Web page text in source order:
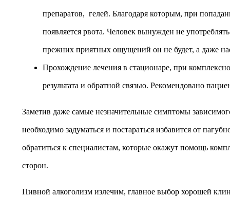
препаратов, гелей. Благодаря которым, при
появляется рвота. Человек вынужден не
прежних приятных ощущений он не будет, а даже
Прохождение лечения в стационаре, при
результата и обратной связью. Рекомендовано
Заметив даже самые незначительные симптомы
необходимо задуматься и постараться избавится от
обратиться к специалистам, которые окажут помощь
сторон.
Пивной алкоголизм излечим, главное выбор хорошей